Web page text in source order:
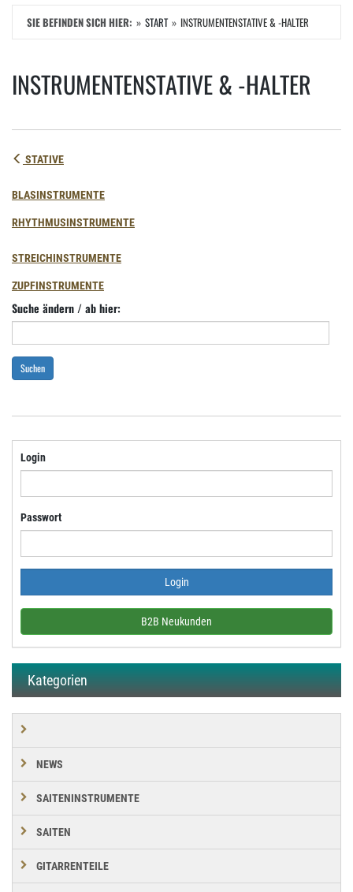
SIE BEFINDEN SICH HIER: START INSTRUMENTENSTATIVE & -HALTER
INSTRUMENTENSTATIVE & -HALTER
STATIVE
BLASINSTRUMENTE
RHYTHMUSINSTRUMENTE
STREICHINSTRUMENTE
ZUPFINSTRUMENTE
Suche ändern / ab hier:
Suchen
Login
Passwort
B2B Neukunden
Kategorien
NEWS
SAITENINSTRUMENTE
SAITEN
GITARRENTEILE